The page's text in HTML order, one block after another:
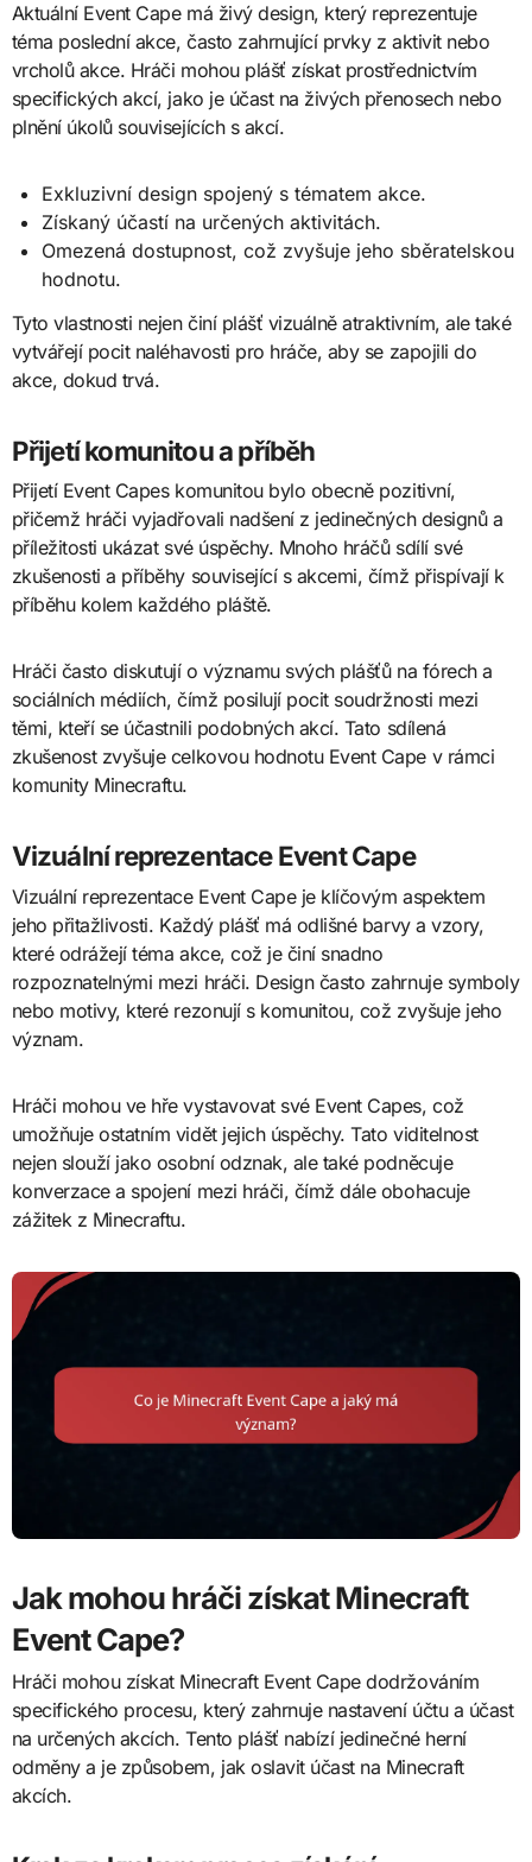
Aktuální Event Cape má živý design, který reprezentuje
téma poslední akce, často zahrnující prvky z aktivit nebo
vrcholů akce. Hráči mohou plášť získat prostřednictvím
specifických akcí, jako je účast na živých přenosech nebo
plnění úkolů souvisejících s akcí.
Exkluzivní design spojený s tématem akce.
Získaný účastí na určených aktivitách.
Omezená dostupnost, což zvyšuje jeho sběratelskou
hodnotu.
Tyto vlastnosti nejen činí plášť vizuálně atraktivním, ale také
vytvářejí pocit naléhavosti pro hráče, aby se zapojili do
akce, dokud trvá.
Přijetí komunitou a příběh
Přijetí Event Capes komunitou bylo obecně pozitivní,
přičemž hráči vyjadřovali nadšení z jedinečných designů a
příležitosti ukázat své úspěchy. Mnoho hráčů sdílí své
zkušenosti a příběhy související s akcemi, čímž přispívají k
příběhu kolem každého pláště.
Hráči často diskutují o významu svých plášťů na fórech a
sociálních médiích, čímž posilují pocit soudržnosti mezi
těmi, kteří se účastnili podobných akcí. Tato sdílená
zkušenost zvyšuje celkovou hodnotu Event Cape v rámci
komunity Minecraftu.
Vizuální reprezentace Event Cape
Vizuální reprezentace Event Cape je klíčovým aspektem
jeho přitažlivosti. Každý plášť má odlišné barvy a vzory,
které odrážejí téma akce, což je činí snadno
rozpoznatelnými mezi hráči. Design často zahrnuje symboly
nebo motivy, které rezonují s komunitou, což zvyšuje jeho
význam.
Hráči mohou ve hře vystavovat své Event Capes, což
umožňuje ostatním vidět jejich úspěchy. Tato viditelnost
nejen slouží jako osobní odznak, ale také podněcuje
konverzace a spojení mezi hráči, čímž dále obohacuje
zážitek z Minecraftu.
Jak mohou hráči získat Minecraft
Event Cape?
Hráči mohou získat Minecraft Event Cape dodržováním
specifického procesu, který zahrnuje nastavení účtu a účast
na určených akcích. Tento plášť nabízí jedinečné herní
odměny a je způsobem, jak oslavit účast na Minecraft
akcích.